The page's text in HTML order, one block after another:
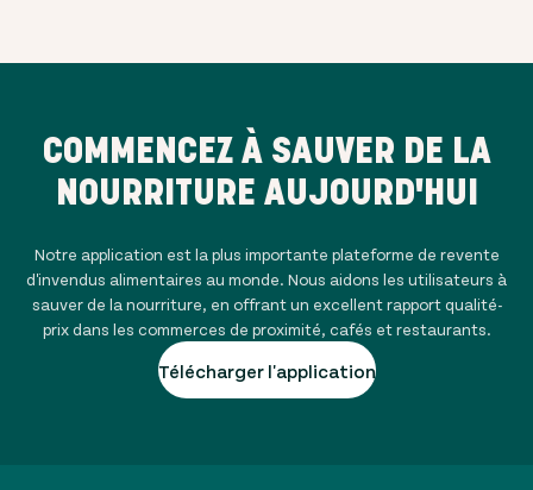
COMMENCEZ À SAUVER DE LA
NOURRITURE AUJOURD'HUI
Notre application est la plus importante plateforme de revente
d'invendus alimentaires au monde. Nous aidons les utilisateurs à
sauver de la nourriture, en offrant un excellent rapport qualité-
prix dans les commerces de proximité, cafés et restaurants.
Télécharger l'application